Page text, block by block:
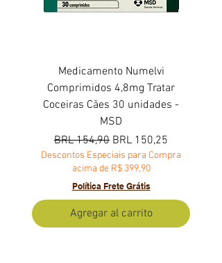
Medicamento Numelvi
Comprimidos 4,8mg Tratar
Coceiras Cães 30 unidades -
MSD
Precio
BRL 154,90 Precio de oferta
BRL 150,25
Descontos Especiais para Compra
acima de R$ 399,90
Política Frete Grátis
Agregar al carrito